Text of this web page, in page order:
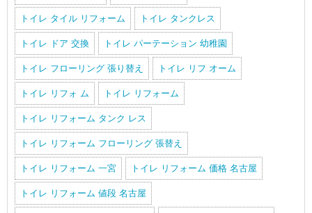
トイレ タイル リフォーム トイレ タンクレス
トイレ ドア 交換 トイレ パーテーション 幼稚園
トイレ フローリング 張り替え トイレ リフ オーム
トイレ リフォ ム トイレ リフォーム
トイレ リフォーム タンク レス
トイレ リフォーム フローリング 張替え
トイレ リフォーム 一宮 トイレ リフォーム 価格 名古屋
トイレ リフォーム 値段 名古屋